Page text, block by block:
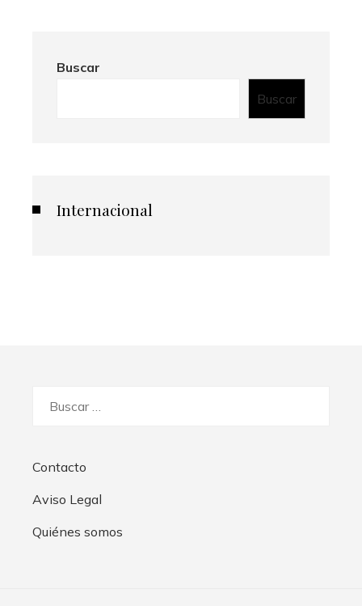
Buscar
Buscar
Internacional
Contacto
Aviso Legal
Quiénes somos